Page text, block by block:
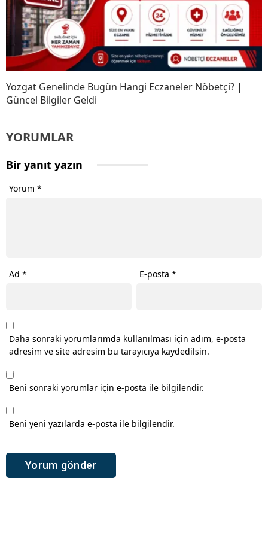
Yozgat Genelinde Bugün Hangi Eczaneler Nöbetçi? |
Güncel Bilgiler Geldi
YORUMLAR
Bir yanıt yazın
Yorum *
Ad * E-posta*
Daha sonraki yorumlarımda kullanılması için adım, e-posta
adresim ve site adresim bu tarayıcıya kaydedilsin.
Beni sonraki yorumlar için e-posta ile bilgilendir.
Beni yeni yazılarda e-posta ile bilgilendir.